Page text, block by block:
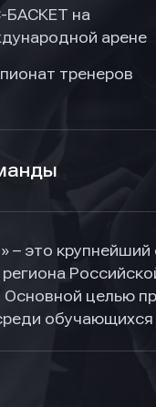
БАСКЕТ на
арене
тренеров
это крупнейший
Основной целью